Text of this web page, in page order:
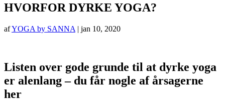
HVORFOR DYRKE YOGA?
afYOGA by SANNA | jan 10, 2020
Listen over gode grunde til at dyrke yoga
er alenlang – du får nogle af årsagerne
her